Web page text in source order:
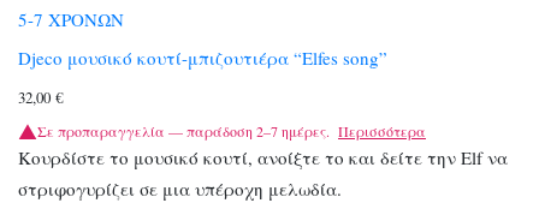
5-7 ΧΡΟΝΩΝ
Djeco μουσικό κουτί-μπιζουτιέρα “Elfes song”
32,00 €
Σε προπαραγγελία — παράδοση 2–7 ημέρες. Περισσότερα
Κουρδίστε το μουσικό κουτί, ανοίξτε το και δείτε την Elf να
στριφογυρίζει σε μια υπέροχη μελωδία.